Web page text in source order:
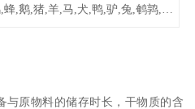
骡,鸡,蜂,鹅,猪,羊,马,犬,鸭,驴,兔,鹌鹑,牛,鸽
与原物料的储存时长，干物质的含